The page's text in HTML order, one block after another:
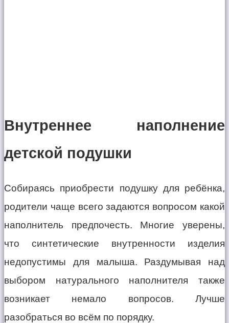
Внутреннее наполнение
детской подушки
Собираясь приобрести подушку для ребёнка,
родители чаще всего задаются вопросом какой
наполнитель предпочесть. Многие уверены,
что синтетические внутренности изделия
недопустимы для малыша. Раздумывая над
выбором натурального наполнителя также
возникает немало вопросов. Лучше
разобраться во всём по порядку.